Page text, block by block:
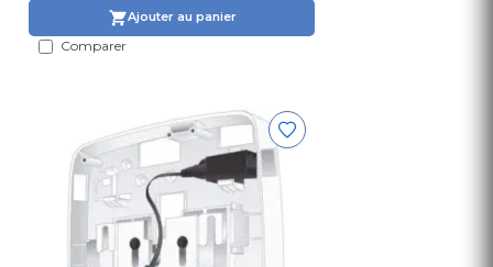
Ajouter au panier
Comparer